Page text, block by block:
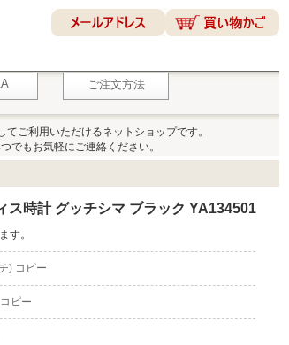
ご注文方法
ご利用いただけるネットショップです。
でもお気軽にご連絡ください。
ス時計 グッチシマ ブラック YA134501
す。
) コピー
ピー